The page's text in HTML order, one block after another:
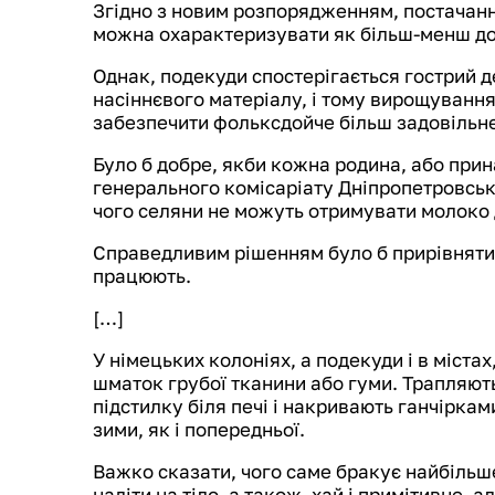
Згідно з новим розпорядженням,
можна охарактеризувати як більш-менш
Однак, подекуди спостерігається гострий
насіннєвого матеріалу, і тому
забезпечити фольксдойче більш
Було б добре, якби кожна родина, або
генерального комісаріату
чого селяни не можуть отримувати молоко
Справедливим рішенням було б
працюють.
[…]
У німецьких колоніях, а подекуди і в
шматок грубої тканини або гуми.
підстилку біля печі і накривають
зими, як і попередньої.
Важко сказати, чого саме бракує